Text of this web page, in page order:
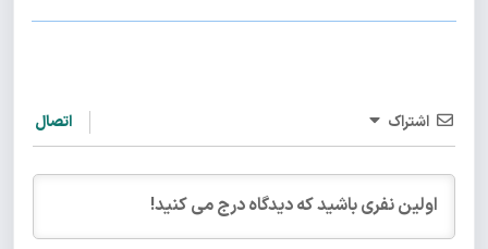
اشتراک اتصال